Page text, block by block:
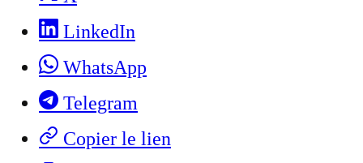
LinkedIn
WhatsApp
Telegram
Copier le lien